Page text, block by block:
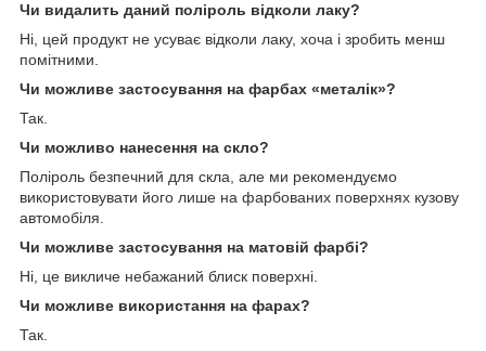
Чи видалить даний поліроль відколи лаку?
Ні, цей продукт не усуває відколи лаку, хоча і зробить менш
помітними.
Чи можливе застосування на фарбах «металік»?
Так.
Чи можливо нанесення на скло?
Поліроль безпечний для скла, але ми рекомендуємо
використовувати його лише на фарбованих поверхнях кузову
автомобіля.
Чи можливе застосування на матовій фарбі?
Ні, це викличе небажаний блиск поверхні.
Чи можливе використання на фарах?
Так.